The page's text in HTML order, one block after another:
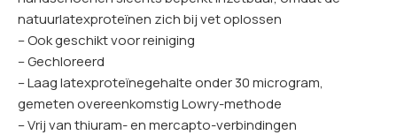
natuurlatexproteïnen zich bij vet oplossen
– Ook geschikt voor reiniging
– Gechloreerd
– Laag latexproteïnegehalte onder 30 microgram,
gemeten overeenkomstig Lowry-methode
– Vrij van thiuram- en mercapto-verbindingen